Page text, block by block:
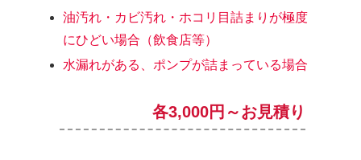
油汚れ・カビ汚れ・ホコリ目詰まりが極度
にひどい場合（飲食店等）
水漏れがある、ポンプが詰まっている場合
各3,000円～お見積り